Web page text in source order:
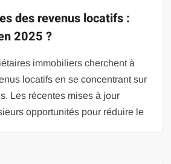
des revenus locatifs :
2025 ?
immobiliers cherchent à
locatifs en se concentrant sur
Les récentes mises à jour
opportunités pour réduire le